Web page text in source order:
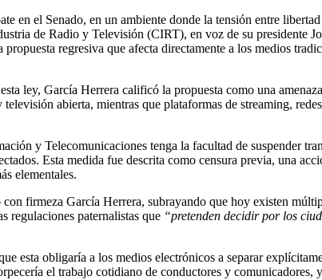
en el Senado, en un ambiente donde la tensión entre
de Radio y Televisión (CIRT), en voz de su presidente
regresiva que afecta directamente a los medios
ley, García Herrera calificó la propuesta como una
abierta, mientras que plataformas de streaming,
y Telecomunicaciones tenga la facultad de suspender
Esta medida fue descrita como censura previa, una
elementales.
con firmeza García Herrera, subrayando que hoy existen
regulaciones paternalistas que “pretenden decidir por los
esta obligaría a los medios electrónicos a separar
el trabajo cotidiano de conductores y comunicadores,